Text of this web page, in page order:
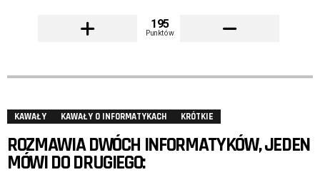
195
Punktów
KAWAŁY KAWAŁY O INFORMATYKACH KRÓTKIE
ROZMAWIA DWÓCH INFORMATYKÓW, JEDEN
MÓWI DO DRUGIEGO: